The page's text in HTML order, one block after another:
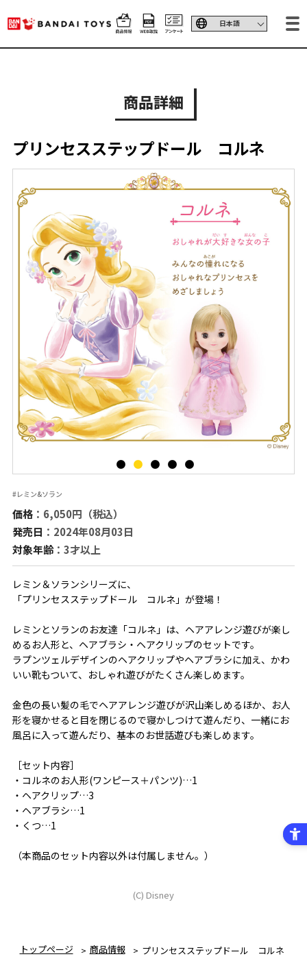
商品詳細
プリンセスステップドール コルネ
#レミン&ソラン
価格：6,050円（税込）
発売日 ：2024年08月03日
対象年齢：3才以上
レミン＆ソランシリーズに、
「プリンセスステップドール コルネ」が登場！
レミンとソランのお友達「コルネ」は、ヘアアレンジ遊びが楽し
めるお人形と、ヘアブラシ・ヘアクリップのセットです。
ラプンツェルデザインのヘアクリップやヘアブラシに加え、かわ
いい靴もついて、おしゃれ遊びがたくさん楽しめます。
金色の長い髪の毛でヘアアレンジ遊びが沢山楽しめるほか、お人
形を寝かせると目を閉じるので寝かしつけて遊んだり、一緒にお
風呂に入って遊んだり、基本のお世話遊びも楽しめます。
［セット内容］
・コルネのお人形(ワンピース＋パンツ)…1
・ヘアクリップ…3
・ヘアブラシ…1
・くつ…1
（本商品のセット内容以外は付属しません。）
(C) Disney
トップページ 商品情報 プリンセスステップドール コルネ